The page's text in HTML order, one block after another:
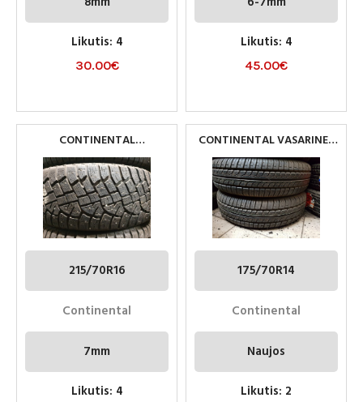
Likutis: 4
30.00€
Likutis: 4
45.00€
CONTINENTAL
DYGLIUOTOS PADANGOS
215/70R16
215/70R16
Continental
7mm
Likutis: 4
CONTINENTAL VASARINES
175/70R14
175/70R14
Continental
Naujos
Likutis: 2